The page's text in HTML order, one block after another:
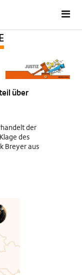
über
der
des
Breyer aus